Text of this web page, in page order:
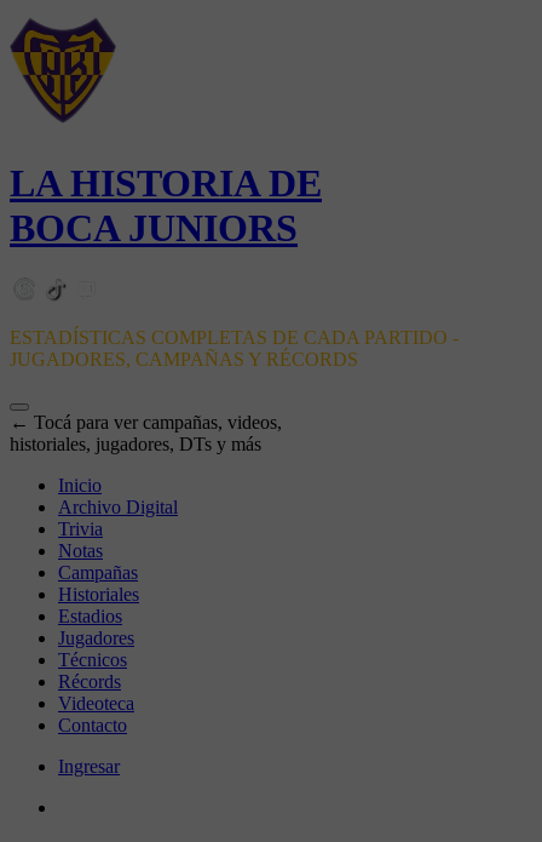
LA HISTORIA DE
BOCA JUNIORS
ESTADÍSTICAS COMPLETAS DE CADA PARTIDO -
JUGADORES, CAMPAÑAS Y RÉCORDS
← Tocá para ver campañas, videos,
historiales, jugadores, DTs y más
Inicio
Archivo Digital
Trivia
Notas
Campañas
Historiales
Estadios
Jugadores
Técnicos
Récords
Videoteca
Contacto
Ingresar